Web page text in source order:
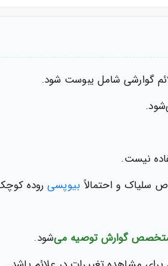
گوارشی شامل یبوست شود.
سلیاک و احتمالاً بیوپسیروده
گوارش توصیه می‌شود.